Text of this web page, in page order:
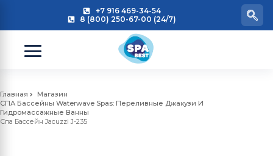
+7 916 469-34-54
8 (800) 250-67-00 (24/7)
Главная
Магазин
СПА Бассейны Waterwave Spas: Переливные Джакузи И
Гидромассажные Ванны
Спа Бассейн Jacuzzi J-235